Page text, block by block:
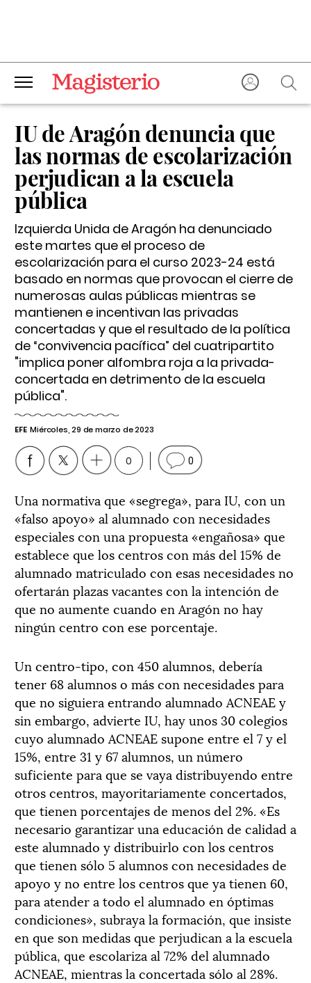
IU de Aragón denuncia que
las normas de escolarización
perjudican a la escuela
pública
Izquierda Unida de Aragón ha denunciado
este martes que el proceso de
escolarización para el curso 2023-24 está
basado en normas que provocan el cierre de
numerosas aulas públicas mientras se
mantienen e incentivan las privadas
concertadas y que el resultado de la política
de “convivencia pacífica” del cuatripartito
"implica poner alfombra roja a la privada-
concertada en detrimento de la escuela
pública".
EFE Miércoles, 29 de marzo de 2023
0 0
Una normativa que «segrega», para IU, con un
«falso apoyo» al alumnado con necesidades
especiales con una propuesta «engañosa» que
establece que los centros con más del 15% de
alumnado matriculado con esas necesidades no
ofertarán plazas vacantes con la intención de
que no aumente cuando en Aragón no hay
ningún centro con ese porcentaje.
Un centro-tipo, con 450 alumnos, debería
tener 68 alumnos o más con necesidades para
que no siguiera entrando alumnado ACNEAE y
sin embargo, advierte IU, hay unos 30 colegios
cuyo alumnado ACNEAE supone entre el 7 y el
15%, entre 31 y 67 alumnos, un número
suficiente para que se vaya distribuyendo entre
otros centros, mayoritariamente concertados,
que tienen porcentajes de menos del 2%. «Es
necesario garantizar una educación de calidad a
este alumnado y distribuirlo con los centros
que tienen sólo 5 alumnos con necesidades de
apoyo y no entre los centros que ya tienen 60,
para atender a todo el alumnado en óptimas
condiciones», subraya la formación, que insiste
en que son medidas que perjudican a la escuela
pública, que escolariza al 72% del alumnado
ACNEAE, mientras la concertada sólo al 28%.